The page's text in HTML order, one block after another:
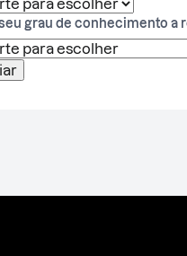
grau de conhecimento a